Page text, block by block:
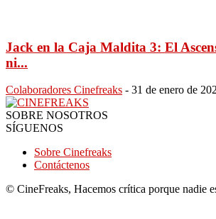
Jack en la Caja Maldita 3: El
ni...
Colaboradores Cinefreaks - 31 de enero de
SOBRE NOSOTROS
SÍGUENOS
Sobre Cinefreaks
Contáctenos
© CineFreaks, Hacemos crítica porque nadie